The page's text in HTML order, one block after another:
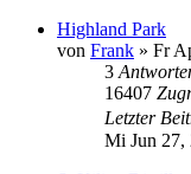
Highland Park
von Frank » Fr
3
16407
Letzter
Mi Jun 27,